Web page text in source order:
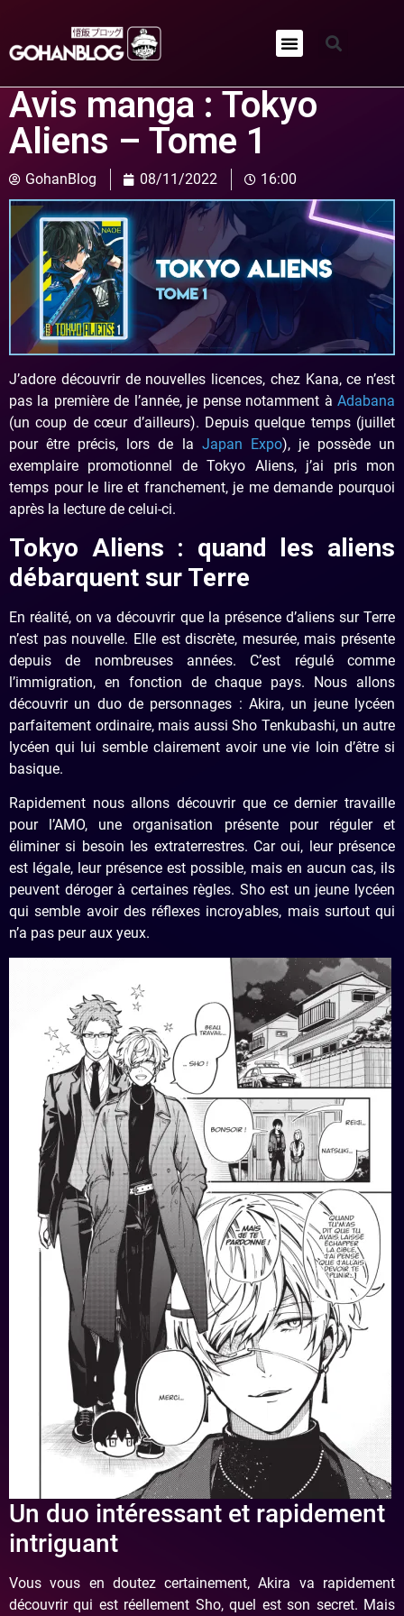
Avis manga : Tokyo
Aliens – Tome 1
GohanBlog 08/11/2022 16:00
J’adore découvrir de nouvelles licences, chez Kana, ce n’est
pas la première de l’année, je pense notamment à Adabana
(un coup de cœur d’ailleurs). Depuis quelque temps (juillet
pour être précis, lors de la Japan Expo), je possède un
exemplaire promotionnel de Tokyo Aliens, j’ai pris mon
temps pour le lire et franchement, je me demande pourquoi
après la lecture de celui-ci.
Tokyo Aliens : quand les aliens
débarquent sur Terre
En réalité, on va découvrir que la présence d’aliens sur Terre
n’est pas nouvelle. Elle est discrète, mesurée, mais présente
depuis de nombreuses années. C’est régulé comme
l’immigration, en fonction de chaque pays. Nous allons
découvrir un duo de personnages : Akira, un jeune lycéen
parfaitement ordinaire, mais aussi Sho Tenkubashi, un autre
lycéen qui lui semble clairement avoir une vie loin d’être si
basique.
Rapidement nous allons découvrir que ce dernier travaille
pour l’AMO, une organisation présente pour réguler et
éliminer si besoin les extraterrestres. Car oui, leur présence
est légale, leur présence est possible, mais en aucun cas, ils
peuvent déroger à certaines règles. Sho est un jeune lycéen
qui semble avoir des réflexes incroyables, mais surtout qui
n’a pas peur aux yeux.
Un duo intéressant et rapidement
intriguant
Vous vous en doutez certainement, Akira va rapidement
découvrir qui est réellement Sho, quel est son secret. Mais